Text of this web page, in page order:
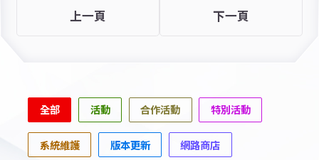
上一頁 下一頁
全部 活動 合作活動 特別活動
系統維護 版本更新 網路商店